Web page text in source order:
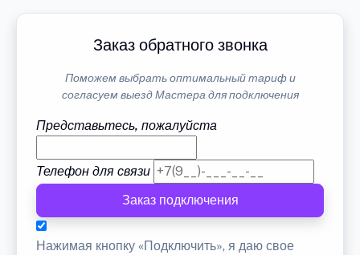
Заказ обратного звонка
Поможем выбрать оптимальный тариф и
согласуем выезд Мастера для подключения
Представьтесь, пожалуйста
Телефон для связи
Заказ подключения
Нажимая кнопку «Подключить», я даю свое